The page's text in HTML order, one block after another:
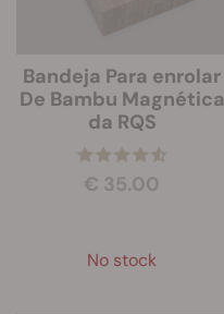
Bandeja Para enrolar
De Bambu Magnética
da RQS
€ 35.00
No stock